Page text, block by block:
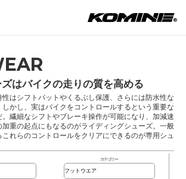
はバイクの走りの質を高める
はシフトパットやくるぶし保護、さらには防水性な
しかし、実はバイクをコントロールするという重要な
繊細なシフトやブレーキ操作が可能になり、加減速
重の起点にもなるのがライディングシューズ。一般
れらのコントロールをクリアにできるのが専用シュ
カテゴリー